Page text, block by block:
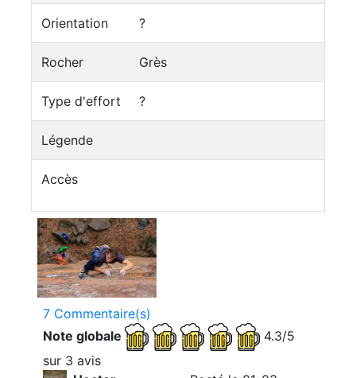
Orientation ?
Rocher Grès
Type d'effort ?
Légende
Accès
7 Commentaire(s)
Note globale
4.3/5
sur 3 avis